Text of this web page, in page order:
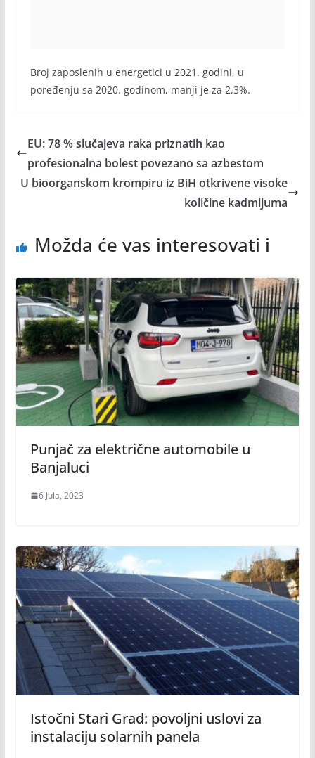
Broj zaposlenih u energetici u 2021. godini, u
poređenju sa 2020. godinom, manji je za 2,3%.
EU: 78 % slučajeva raka priznatih kao
profesionalna bolest povezano sa azbestom
U bioorganskom krompiru iz BiH otkrivene visoke
količine kadmijuma
Možda će vas interesovati i
Punjač za električne automobile u
Banjaluci
6 Jula, 2023
Istočni Stari Grad: povoljni uslovi za
instalaciju solarnih panela